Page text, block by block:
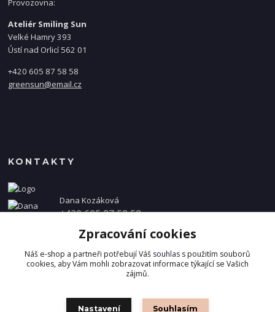
Provozovna:
Ateliér Smiling Sun
Velké Hamry 393
Ústí nad Orlicí 562 01
+420 605 87 58 58
greensun@email.cz
KONTAKTY
Dana Kozáková
+420 605 87 58 58
info@danakozakova.cz
Zpracování cookies
Náš e-shop a partneři potřebují Váš souhlas s použitím souborů
cookies, aby Vám mohli zobrazovat informace týkající se Vašich
zájmů.
Nastavení Souhlasím